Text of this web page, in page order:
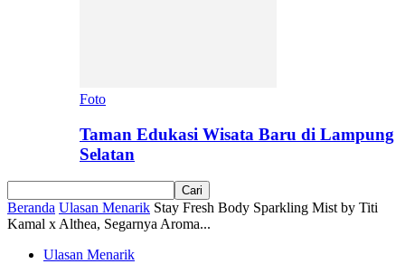
Foto
Taman Edukasi Wisata Baru di Lampung
Selatan
Beranda Ulasan Menarik Stay Fresh Body Sparkling Mist by Titi
Kamal x Althea, Segarnya Aroma...
Ulasan Menarik